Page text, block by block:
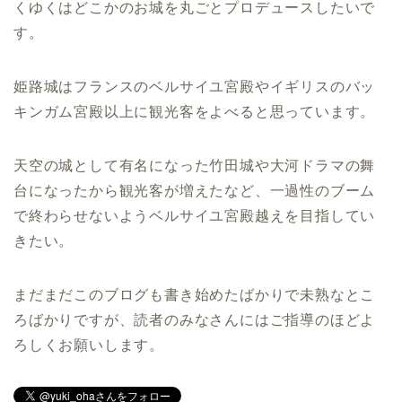
くゆくはどこかのお城を丸ごとプロデュースしたいで
す。
姫路城はフランスのベルサイユ宮殿やイギリスのバッ
キンガム宮殿以上に観光客をよべると思っています。
天空の城として有名になった竹田城や大河ドラマの舞
台になったから観光客が増えたなど、一過性のブーム
で終わらせないようベルサイユ宮殿越えを目指してい
きたい。
まだまだこのブログも書き始めたばかりで未熟なとこ
ろばかりですが、読者のみなさんにはご指導のほどよ
ろしくお願いします。